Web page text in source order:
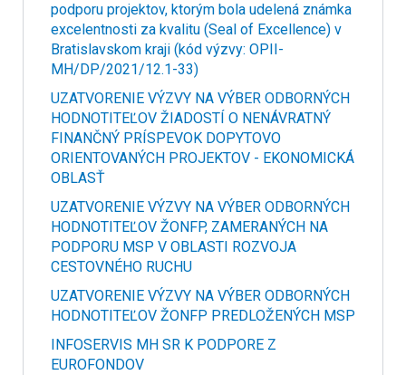
podporu projektov, ktorým bola udelená známka
excelentnosti za kvalitu (Seal of Excellence) v
Bratislavskom kraji (kód výzvy: OPII-
MH/DP/2021/12.1-33)
UZATVORENIE VÝZVY NA VÝBER ODBORNÝCH
HODNOTITEĽOV ŽIADOSTÍ O NENÁVRATNÝ
FINANČNÝ PRÍSPEVOK DOPYTOVO
ORIENTOVANÝCH PROJEKTOV - EKONOMICKÁ
OBLASŤ
UZATVORENIE VÝZVY NA VÝBER ODBORNÝCH
HODNOTITEĽOV ŽONFP, ZAMERANÝCH NA
PODPORU MSP V OBLASTI ROZVOJA
CESTOVNÉHO RUCHU
UZATVORENIE VÝZVY NA VÝBER ODBORNÝCH
HODNOTITEĽOV ŽONFP PREDLOŽENÝCH MSP
INFOSERVIS MH SR K PODPORE Z
EUROFONDOV